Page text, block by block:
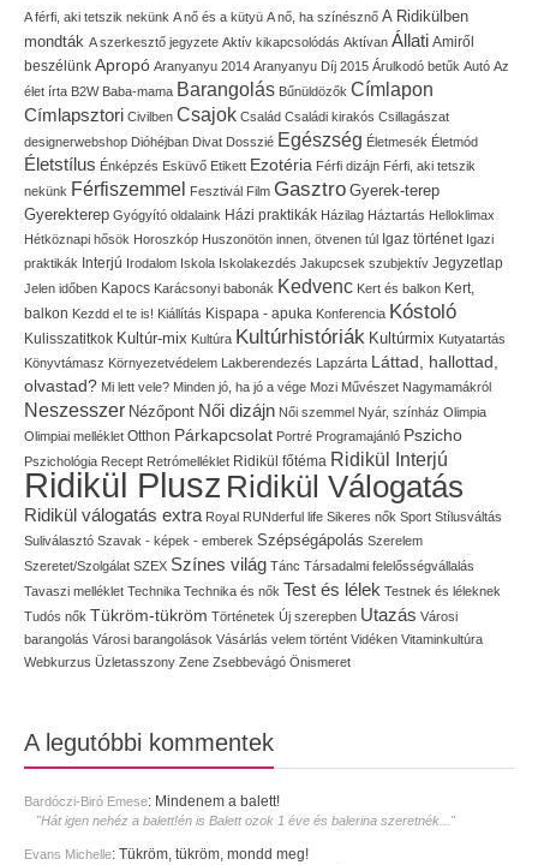
A férfi, aki tetszik nekünk A nő és a kütyü A nő, ha színésznő A Ridikülben
mondták A szerkesztő jegyzete Aktív kikapcsolódás Aktívan Állati Amiről
beszélünk Apropó Aranyanyu 2014 Aranyanyu Díj 2015 Árulkodó betűk Autó Az
élet írta B2W Baba-mama Barangolás Bűnüldözők Címlapon
Címlapsztori Civilben Csajok Család Családi kirakós Csillagászat
designerwebshop Dióhéjban Divat Dosszié Egészség Életmesék Életmód
Életstílus Énképzés Esküvő Etikett Ezotéria Férfi dizájn Férfi, aki tetszik
nekünk Férfiszemmel Fesztivál Film Gasztro Gyerek-terep
Gyerekterep Gyógyító oldalaink Házi praktikák Házilag Háztartás Helloklimax
Hétköznapi hősök Horoszkóp Huszonötön innen, ötvenen túl Igaz történet Igazi
praktikák Interjú Irodalom Iskola Iskolakezdés Jakupcsek szubjektív Jegyzetlap
Jelen időben Kapocs Karácsonyi babonák Kedvenc Kert és balkon Kert,
balkon Kezdd el te is! Kiállítás Kispapa - apuka Konferencia Kóstoló
Kulisszatitkok Kultúr-mix Kultúra Kultúrhistóriák Kultúrmix Kutyatartás
Könyvtámasz Környezetvédelem Lakberendezés Lapzárta Láttad, hallottad,
olvastad? Mi lett vele? Minden jó, ha jó a vége Mozi Művészet Nagymamákról
Neszesszer Nézőpont Női dizájn Női szemmel Nyár, színház Olimpia
Olimpiai melléklet Otthon Párkapcsolat Portré Programajánló Pszicho
Pszichológia Recept Retrómelléklet Ridikül főtéma Ridikül Interjú
Ridikül Plusz Ridikül Válogatás
Ridikül válogatás extra Royal RUNderful life Sikeres nők Sport Stílusváltás
Suliválasztó Szavak - képek - emberek Szépségápolás Szerelem
Szeretet/Szolgálat SZEX Színes világ Tánc Társadalmi felelősségvállalás
Tavaszi melléklet Technika Technika és nők Test és lélek Testnek és léleknek
Tudós nők Tükröm-tükröm Történetek Új szerepben Utazás Városi
barangolás Városi barangolások Vásárlás velem történt Vidéken Vitaminkultúra
Webkurzus Üzletasszony Zene Zsebbevágó Önismeret
A legutóbbi kommentek
Bardóczi-Biró Emese: Mindenem a balett!
"Hát igen nehéz a balett!én is Balett ozok 1 éve és balerina szeretnék..."
Evans Michelle: Tükröm, tükröm, mondd meg!